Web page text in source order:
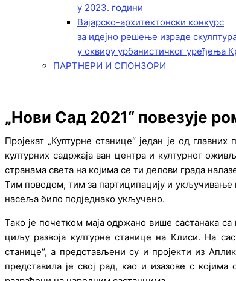
у 2023. години
Вајарско-архитектонски конкурс
за идејно решење израде
у оквиру урбанистичког уређења
ПАРТНЕРИ И СПОНЗОРИ
„Нови Сад 2021“ повезује
Пројекат „Културне станице“ један је од
културних садржаја ван центра и културног
странама света на којима се ти делови града
Тим поводом, тим за партиципацију и укључивање
насеља било подједнако укључено.
Тако је почетком маја одржано више састанака
циљу развоја културне станице на Клиси. На
станице“, а представљени су и пројекти из
представила је свој рад, као и изазове с